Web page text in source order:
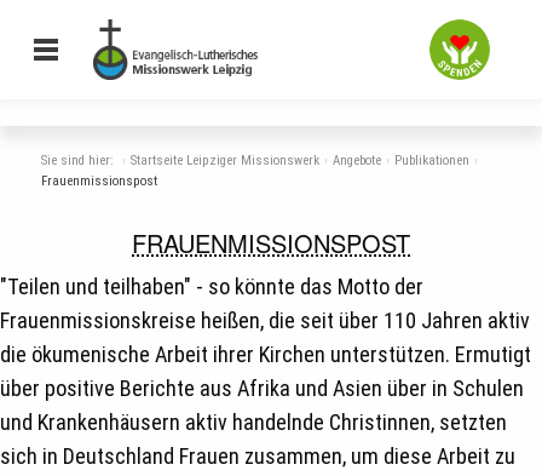
Sie sind hier: Startseite Leipziger Missionswerk Angebote
Publikationen
Frauenmissionspost
FRAUENMISSIONSPOST
"Teilen und teilhaben" - so könnte das Motto der
Frauenmissionskreise heißen, die seit über 110 Jahren aktiv
die ökumenische Arbeit ihrer Kirchen unterstützen. Ermutigt
über positive Berichte aus Afrika und Asien über in Schulen
und Krankenhäusern aktiv handelnde Christinnen, setzten
sich in Deutschland Frauen zusammen, um diese Arbeit zu